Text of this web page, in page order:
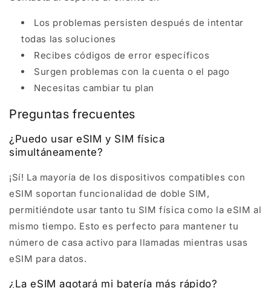
Los problemas persisten después de intentar
todas las soluciones
Recibes códigos de error específicos
Surgen problemas con la cuenta o el pago
Necesitas cambiar tu plan
Preguntas frecuentes
¿Puedo usar eSIM y SIM física
simultáneamente?
¡Sí! La mayoría de los dispositivos compatibles con
eSIM soportan funcionalidad de doble SIM,
permitiéndote usar tanto tu SIM física como la eSIM al
mismo tiempo. Esto es perfecto para mantener tu
número de casa activo para llamadas mientras usas
eSIM para datos.
¿La eSIM agotará mi batería más rápido?